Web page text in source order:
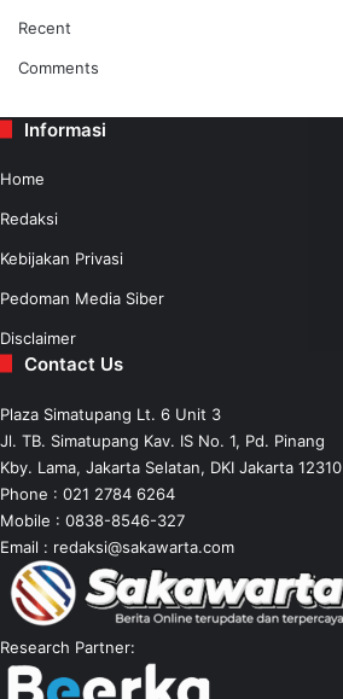
Recent
Comments
Informasi
Home
Redaksi
Kebijakan Privasi
Pedoman Media Siber
Disclaimer
Contact Us
Plaza Simatupang Lt. 6 Unit 3
Jl. TB. Simatupang Kav. IS No. 1, Pd. Pinang
Kby. Lama, Jakarta Selatan, DKI Jakarta 12310
Phone : 021 2784 6264
Mobile : 0838-8546-327
Email : redaksi@sakawarta.com
Research Partner: